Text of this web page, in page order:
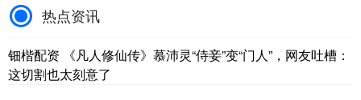
热点资讯
钿楷配资 《凡人修仙传》慕沛灵“侍妾”变“门人”，网友吐槽：
这切割也太刻意了